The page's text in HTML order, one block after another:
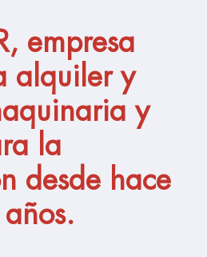
empresa
alquiler y
y
la
desde hace